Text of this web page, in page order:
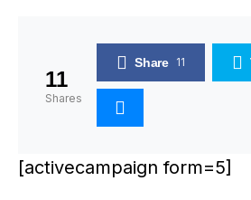
11
Shares
Share 11
[activecampaign form=5]